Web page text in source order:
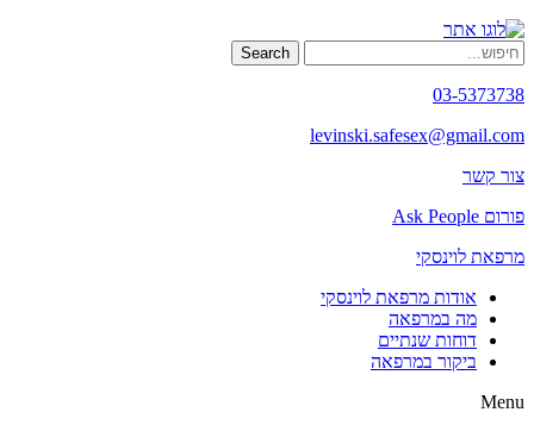
Search
03-5373738
levinski.safesex@gmail.com
צור קשר
פורום Ask People
מרפאת לוינסקי
אודות מרפאת לוינסקי
מה במרפאה
דוחות שנתיים
ביקור במרפאה
Menu